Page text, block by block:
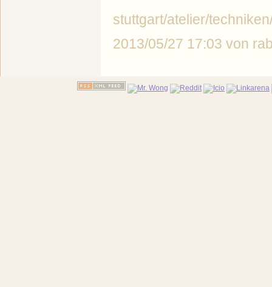
stuttgart/atelier/
2013/05/27 17:03 von